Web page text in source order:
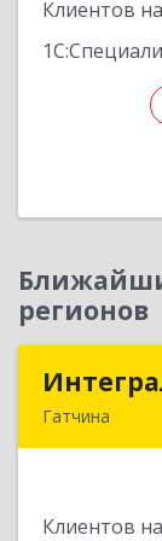
Клиентов
регионов
Гатчина
Клиентов